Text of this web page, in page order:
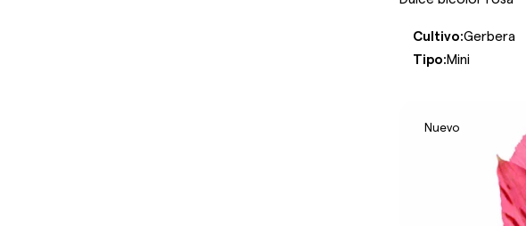
Cultivo:Gerbera
Tipo:Mini
Nuevo